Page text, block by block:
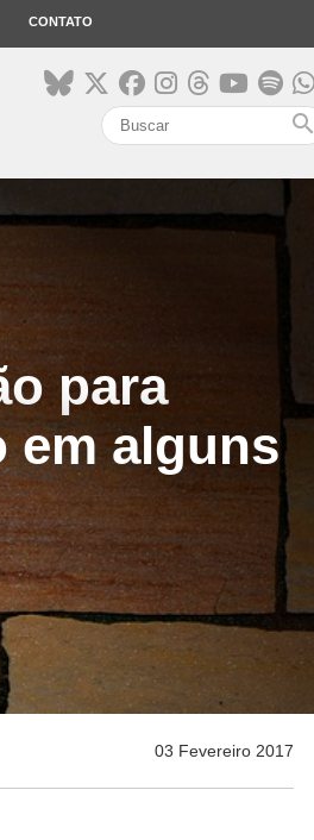
CONTATO
search
para
em alguns
03 Fevereiro 2017